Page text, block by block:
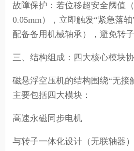
故障保护：若位移超安全阈值
0.05mm），立即触发“紧急落
配备备用机械轴承），避免转子
三、结构组成：四大核心模块
磁悬浮空压机的结构围绕“无接
主要包括四大模块：
高速永磁同步电机
与转子一体化设计（无联轴器